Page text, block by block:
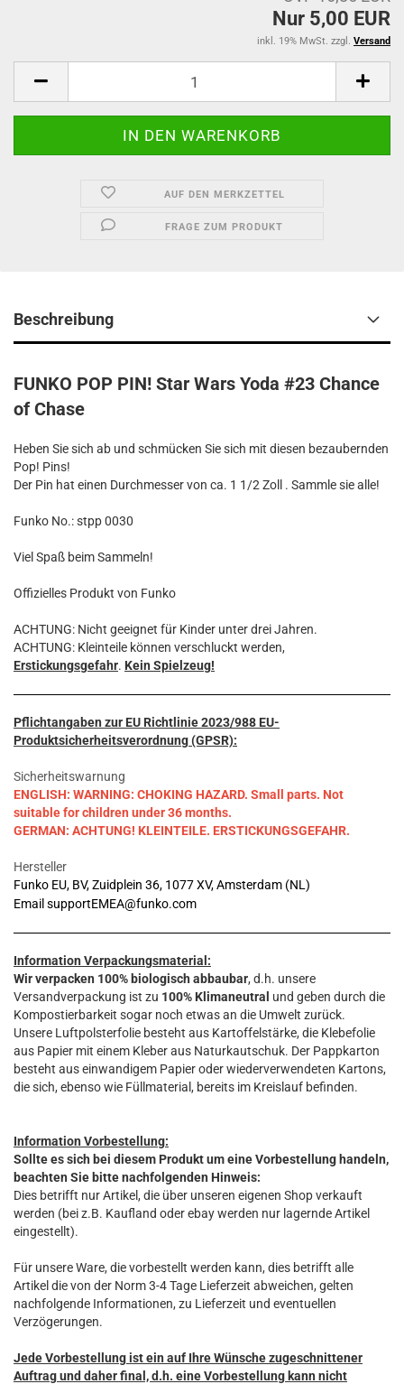
Nur 5,00 EUR
inkl. 19% MwSt. zzgl. Versand
AUF DEN MERKZETTEL
FRAGE ZUM PRODUKT
Beschreibung
FUNKO POP PIN! Star Wars Yoda #23 Chance
of Chase
Heben Sie sich ab und schmücken Sie sich mit diesen bezaubernden
Pop! Pins!
Der Pin hat einen Durchmesser von ca. 1 1/2 Zoll . Sammle sie alle!
Funko No.: stpp 0030
Viel Spaß beim Sammeln!
Offizielles Produkt von Funko
ACHTUNG: Nicht geeignet für Kinder unter drei Jahren.
ACHTUNG: Kleinteile können verschluckt werden,
Erstickungsgefahr. Kein Spielzeug!
Pflichtangaben zur EU Richtlinie 2023/988 EU-
Produktsicherheitsverordnung (GPSR):
Sicherheitswarnung
ENGLISH: WARNING: CHOKING HAZARD. Small parts. Not
suitable for children under 36 months.
GERMAN: ACHTUNG! KLEINTEILE. ERSTICKUNGSGEFAHR.
Hersteller
Funko EU, BV, Zuidplein 36, 1077 XV, Amsterdam (NL)
Email supportEMEA@funko.com
Information Verpackungsmaterial:
Wir verpacken 100% biologisch abbaubar, d.h. unsere
Versandverpackung ist zu 100% Klimaneutral und geben durch die
Kompostierbarkeit sogar noch etwas an die Umwelt zurück.
Unsere Luftpolsterfolie besteht aus Kartoffelstärke, die Klebefolie
aus Papier mit einem Kleber aus Naturkautschuk. Der Pappkarton
besteht aus einwandigem Papier oder wiederverwendeten Kartons,
die sich, ebenso wie Füllmaterial, bereits im Kreislauf befinden.
Information Vorbestellung:
Sollte es sich bei diesem Produkt um eine Vorbestellung handeln,
beachten Sie bitte nachfolgenden Hinweis:
Dies betrifft nur Artikel, die über unseren eigenen Shop verkauft
werden (bei z.B. Kaufland oder ebay werden nur lagernde Artikel
eingestellt).
Für unsere Ware, die vorbestellt werden kann, dies betrifft alle
Artikel die von der Norm 3-4 Tage Lieferzeit abweichen, gelten
nachfolgende Informationen, zu Lieferzeit und eventuellen
Verzögerungen.
Jede Vorbestellung ist ein auf Ihre Wünsche zugeschnittener
Auftrag und daher final, d.h. eine Vorbestellung kann nicht